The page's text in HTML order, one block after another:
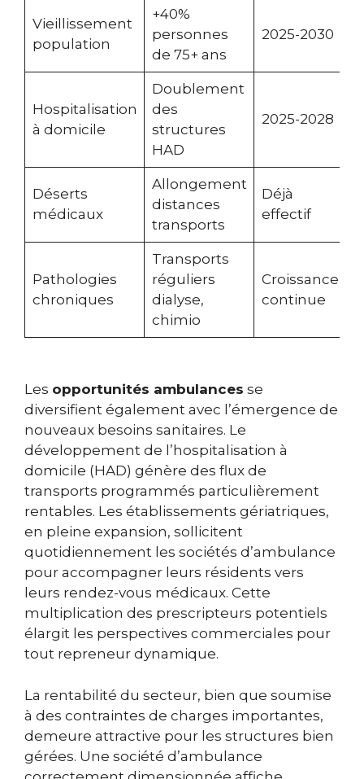
Vieillissement
population
+40%
personnes
de 75+ ans
2025-2030
Hospitalisation
à domicile
Doublement
des
structures
HAD
2025-2028
Déserts
médicaux
Allongement
distances
transports
Déjà
effectif
Pathologies
chroniques
Transports
réguliers
dialyse,
chimio
Croissance
continue
Les opportunités ambulances se
diversifient également avec l’émergence de
nouveaux besoins sanitaires. Le
développement de l’hospitalisation à
domicile (HAD) génère des flux de
transports programmés particulièrement
rentables. Les établissements gériatriques,
en pleine expansion, sollicitent
quotidiennement les sociétés d’ambulance
pour accompagner leurs résidents vers
leurs rendez-vous médicaux. Cette
multiplication des prescripteurs potentiels
élargit les perspectives commerciales pour
tout repreneur dynamique.
La rentabilité du secteur, bien que soumise
à des contraintes de charges importantes,
demeure attractive pour les structures bien
gérées. Une société d’ambulance